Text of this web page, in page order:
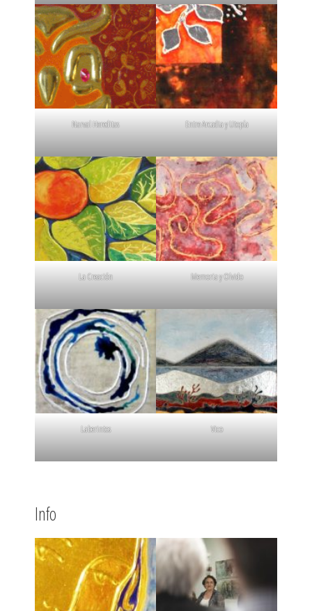
Narval Hereditas Entre Arcadia y Utopía
La Creación Memoria y Olvido
Laberintos Vico
Info